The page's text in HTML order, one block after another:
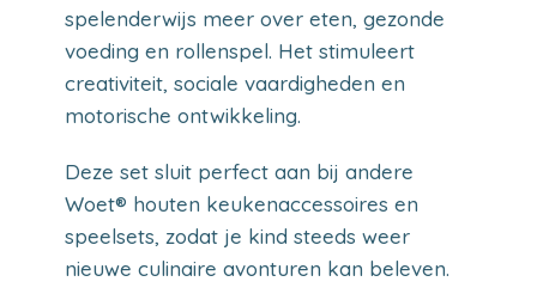
spelenderwijs meer over eten, gezonde
voeding en rollenspel. Het stimuleert
creativiteit, sociale vaardigheden en
motorische ontwikkeling.
Deze set sluit perfect aan bij andere
Woet® houten keukenaccessoires en
speelsets, zodat je kind steeds weer
nieuwe culinaire avonturen kan beleven.